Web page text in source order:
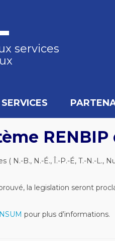
services
SERVICES
RENBIP
( N.-B., N.-É., Î.-P.-É, T.-N.-
la legislation seront
pour plus d’informations.